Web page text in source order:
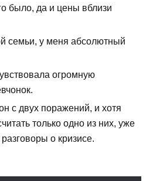
было, да и цены вблизи
семьи, у меня абсолютный
огромную
с двух поражений, и хотя
только одно из них, уже
о кризисе.